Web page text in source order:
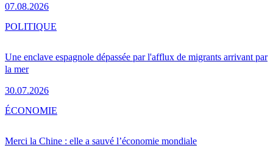
07.08.2026
Une enclave espagnole dépassée par l'afflux de migrants arrivant par
la mer
30.07.2026
POLITIQUE
Merci la Chine : elle a sauvé l’économie mondiale
ÉCONOMIE